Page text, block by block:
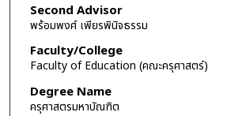
Second Advisor
พร้อมพงศ์ เพียรพินิจธรรม
Faculty/College
Faculty of Education (คณะครุศาสตร์)
Degree Name
ครุศาสตรมหาบัณฑิต